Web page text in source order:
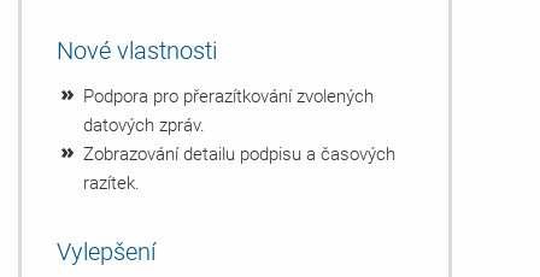
Nové vlastnosti
Podpora pro přerazítkování zvolených
datových zpráv.
Zobrazování detailu podpisu a časových
razítek.
Vylepšení